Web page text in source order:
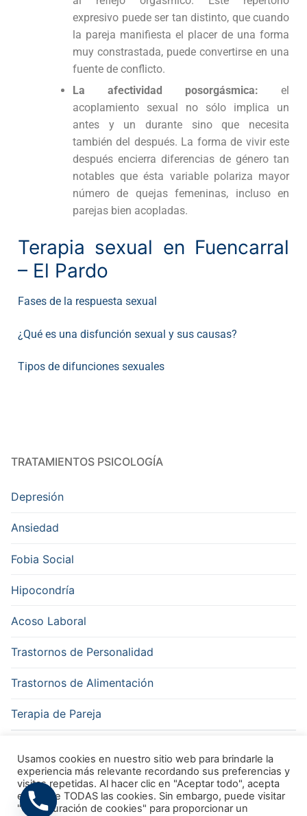
expresivo puede ser tan distinto, que cuando
la pareja manifiesta el placer de una forma
muy constrastada, puede convertirse en una
fuente de conflicto.
La afectividad posorgásmica: el
acoplamiento sexual no sólo implica un
antes y un durante sino que necesita
también del después. La forma de vivir este
después encierra diferencias de género tan
notables que ésta variable polariza mayor
número de quejas femeninas, incluso en
parejas bien acopladas.
Terapia sexual en Fuencarral
– El Pardo
Fases de la respuesta sexual
¿Qué es una disfunción sexual y sus causas?
Tipos de difunciones sexuales
TRATAMIENTOS PSICOLOGÍA
Depresión
Ansiedad
Fobia Social
Hipocondría
Acoso Laboral
Trastornos de Personalidad
Trastornos de Alimentación
Terapia de Pareja
Usamos cookies en nuestro sitio web para brindarle la
experiencia más relevante recordando sus preferencias y
visitas repetidas. Al hacer clic en "Aceptar todo", acepta
el uso de TODAS las cookies. Sin embargo, puede visitar
"Configuración de cookies" para proporcionar un